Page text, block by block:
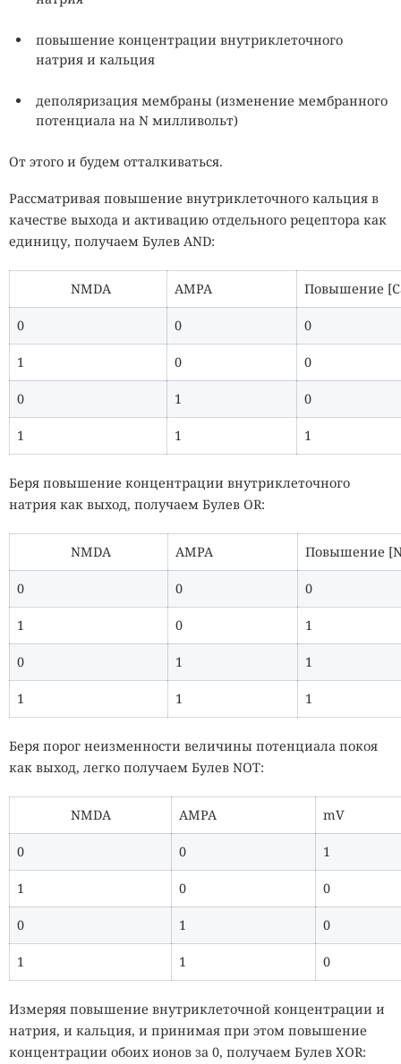
повышение концентрации внутриклеточного
натрия и кальция
деполяризация мембраны (изменение мембранного
потенциала на N милливольт)
От этого и будем отталкиваться.
Рассматривая повышение внутриклеточного кальция в
качестве выхода и активацию отдельного рецептора как
единицу, получаем Булев AND:
NMDA AMPA Повышение
0 0 0
1 0 0
0 1 0
1 1 1
Беря повышение концентрации внутриклеточного
натрия как выход, получаем Булев OR:
NMDA AMPA Повышение
0 0 0
1 0 1
0 1 1
1 1 1
Беря порог неизменности величины потенциала покоя
как выход, легко получаем Булев NOT:
NMDA AMPA mV
0 0 1
1 0 0
0 1 0
1 1 0
Измеряя повышение внутриклеточной концентрации и
натрия, и кальция, и принимая при этом повышение
концентрации обоих ионов за 0, получаем Булев XOR: